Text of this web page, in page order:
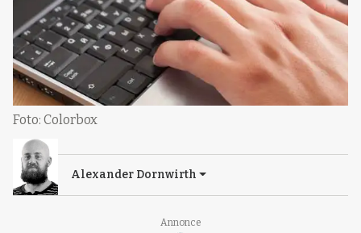
Annonce
Foto: Colorbox
Alexander Dornwirth